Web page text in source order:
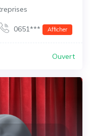
0651*** Afficher
Ouvert